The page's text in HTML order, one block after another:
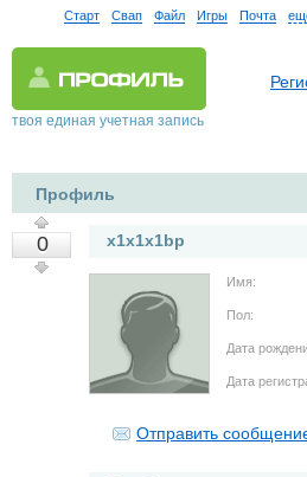
Старт Свап Файл Игры Почта
твоя единая учетная запись
Профиль
0 x1x1x1bp
Имя:
Пол:
Дата
Дата
Отправить